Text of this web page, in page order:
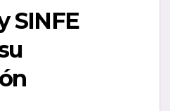
SINFE